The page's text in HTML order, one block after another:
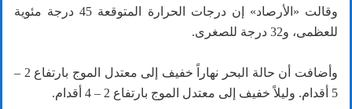
وقالت «الأرصاد» إن درجات الحرارة المتوقعة 45 درجة مئوية
للعظمى، و32 درجة للصغرى.
وأضافت أن حالة البحر نهاراً خفيف إلى معتدل الموج بارتفاع 2 –
5 أقدام. وليلاً خفيف إلى معتدل الموج بارتفاع 2 – 4 أقدام.